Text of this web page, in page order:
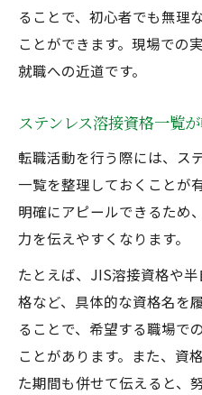
ることで、初心者でも無理
ことができます。現場での
就職への近道です。
ステンレス溶接資格一覧
転職活動を行う際には、ス
一覧を整理しておくことが
明確にアピールできるため
力を伝えやすくなります。
たとえば、JIS溶接資格や
格など、具体的な資格名を
ることで、希望する職場で
ことがあります。また、資
た期間も併せて伝えると、